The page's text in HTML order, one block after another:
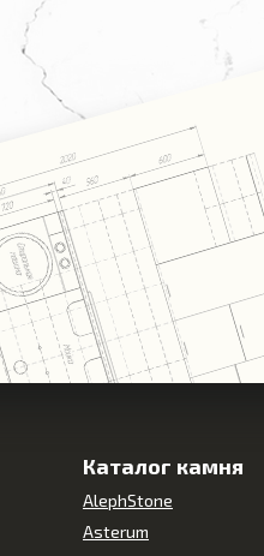
Каталог камня
AlephStone
Asterum